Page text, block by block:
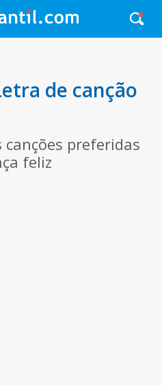
de canção
preferidas
feliz